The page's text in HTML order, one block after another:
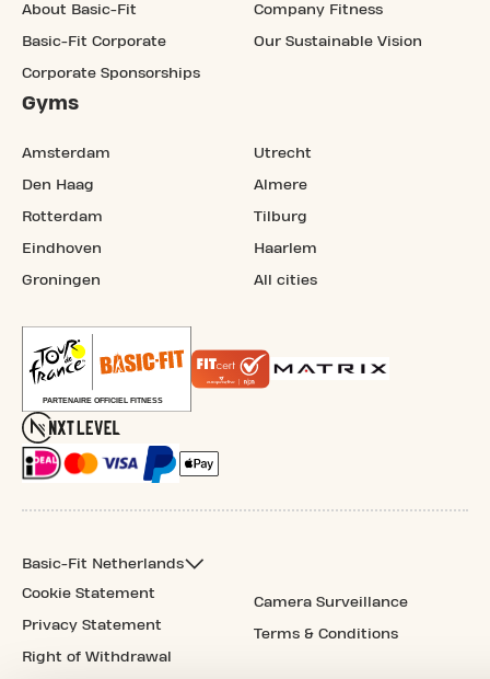
About Basic-Fit
Basic-Fit Corporate
Corporate Sponsorships
Company Fitness
Our Sustainable Vision
Gyms
Amsterdam
Den Haag
Rotterdam
Eindhoven
Groningen
Utrecht
Almere
Tilburg
Haarlem
All cities
Basic-Fit Netherlands
Cookie Statement
Privacy Statement
Right of Withdrawal
Camera Surveillance
Terms & Conditions